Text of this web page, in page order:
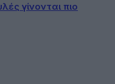
γίνονται πιο